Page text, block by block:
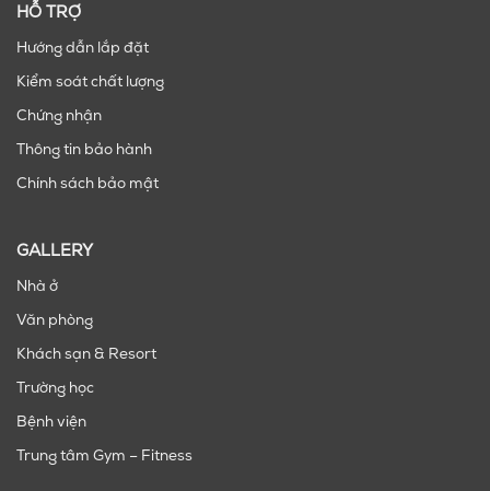
HỖ TRỢ
Hướng dẫn lắp đặt
Kiểm soát chất lượng
Chứng nhận
Thông tin bảo hành
Chính sách bảo mật
GALLERY
Nhà ở
Văn phòng
Khách sạn & Resort
Trường học
Bệnh viện
Trung tâm Gym – Fitness